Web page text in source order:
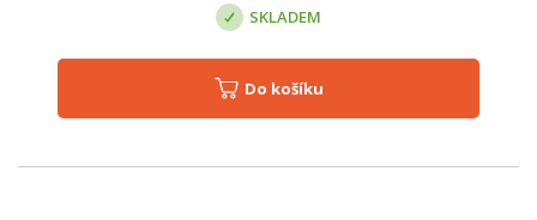
SKLADEM
Do košíku